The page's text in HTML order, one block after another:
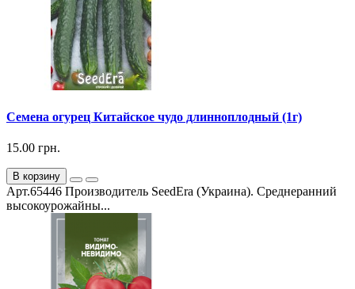
Семена огурец Китайское чудо длинноплодный (1г)
15.00 грн.
В корзину
Арт.65446 Производитель SeedEra (Украина). Среднеранний
высокоурожайны...